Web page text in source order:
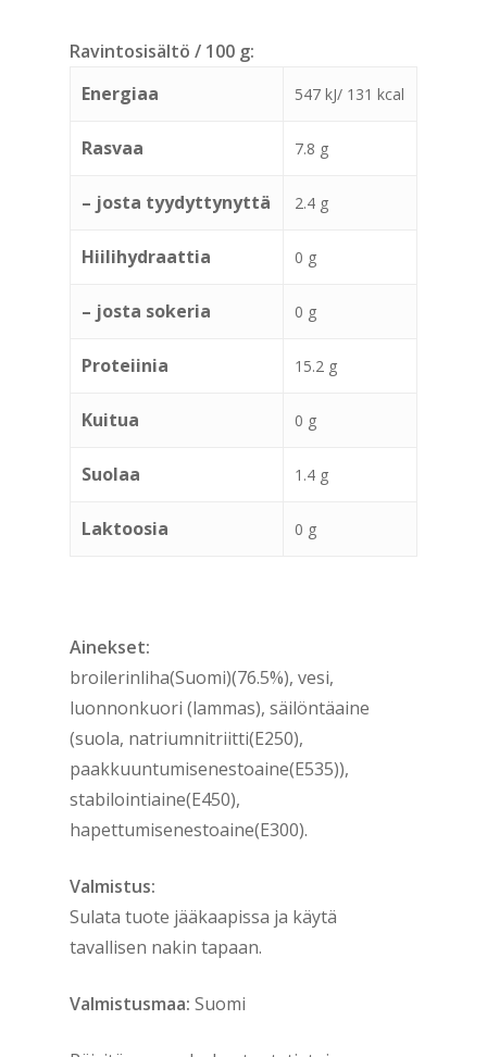
Ravintosisältö / 100 g:
Energiaa
547 kJ/ 131 kcal
Rasvaa 7.8 g
– josta tyydyttynyttä 2.4 g
Hiilihydraattia 0 g
– josta sokeria 0 g
Proteiinia 15.2 g
Kuitua 0 g
Suolaa 1.4 g
Laktoosia 0 g
Ainekset:
broilerinliha(Suomi)(76.5%), vesi,
luonnonkuori (lammas), säilöntäaine
(suola, natriumnitriitti(E250),
paakkuuntumisenestoaine(E535)),
stabilointiaine(E450),
hapettumisenestoaine(E300).
Valmistus:
Sulata tuote jääkaapissa ja käytä
tavallisen nakin tapaan.
Valmistusmaa: Suomi